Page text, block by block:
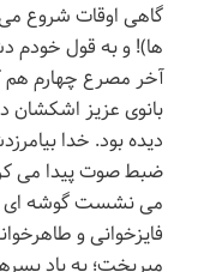
گاهی اوقات شروع
ها)! و به قول خودم
آخر مصرع چهارم هم
بانوی عزیز اشکشان
دیده بود. خدا
ضبط صوت پیدا می
می نشست گوشه ای
فایزخوانی و
میریخت؛ به یاد